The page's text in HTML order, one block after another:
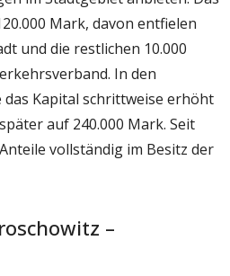
Mark, davon entfielen
und die restlichen 10.000
In den
Kapital schrittweise erhöht
auf 240.000 Mark. Seit
vollständig im Besitz der
–